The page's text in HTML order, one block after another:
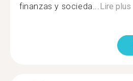
finanzas y socieda...Lire plus